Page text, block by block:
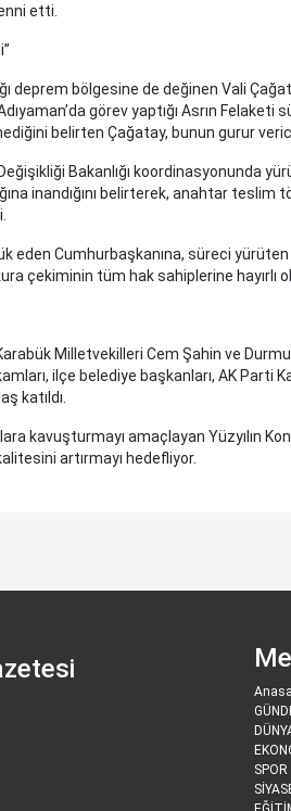
etti.
deprem bölgesine de değinen Vali
görev yaptığı Asrın Felaketi
belirten Çağatay, bunun gurur
Bakanlığı koordinasyonunda
inandığını belirterek, anahtar
eden Cumhurbaşkanına, süreci
çekiminin tüm hak sahiplerine hayırlı
Milletvekilleri Cem Şahin ve
ilçe belediye başkanları, AK Parti
katıldı.
kavuşturmayı amaçlayan Yüzyılın
artırmayı hedefliyor.
SPOR